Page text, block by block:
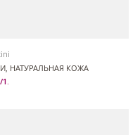
НАТУРАЛЬНАЯ КОЖА
1.